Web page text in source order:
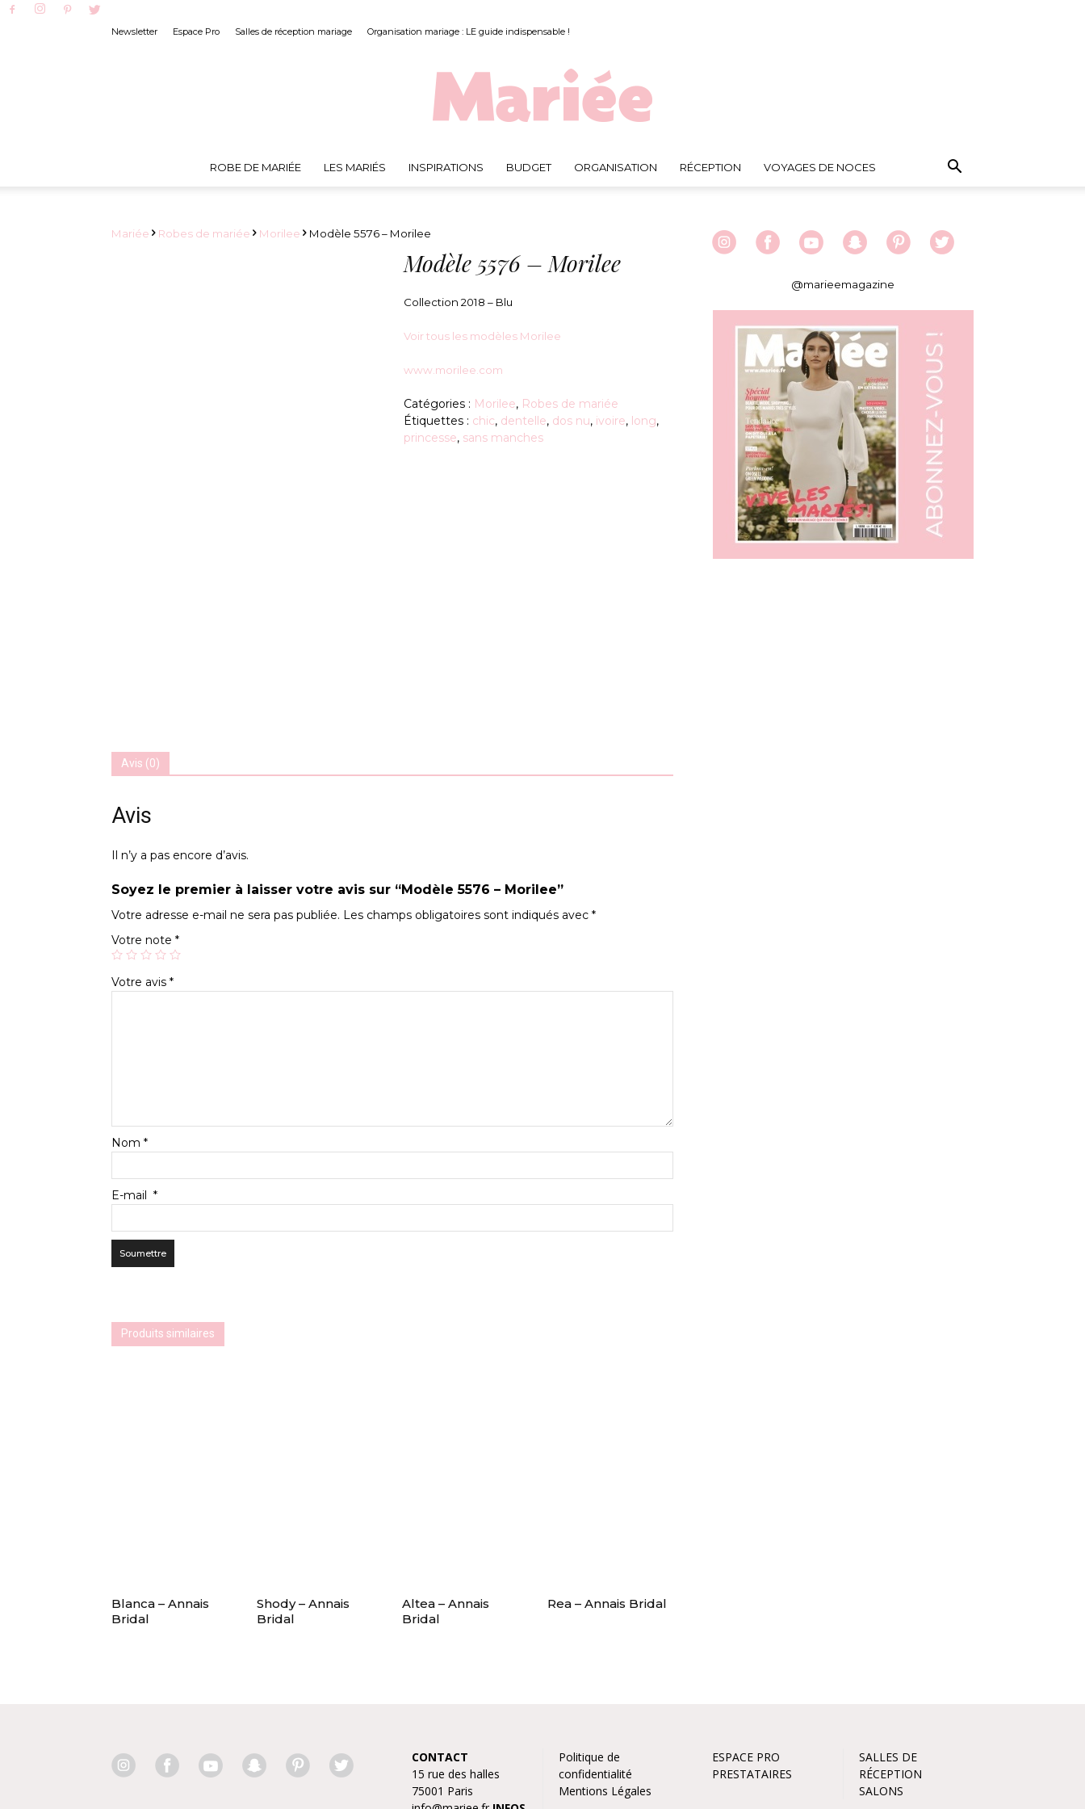
Newsletter Espace Pro Salles de réception mariage Organisation mariage : LE guide indispensable !
ROBE DE MARIÉE LES MARIÉS INSPIRATIONS BUDGET ORGANISATION RÉCEPTION VOYAGES DE NOCES
Mariée Robes de mariée Morilee Modèle 5576 – Morilee
Modèle 5576 – Morilee
Collection 2018 – Blu
Voir tous les modèles Morilee
www.morilee.com
Catégories : Morilee, Robes de mariée
Étiquettes : chic, dentelle, dos nu, ivoire, long,
princesse, sans manches
Avis (0)
Avis
Il n’y a pas encore d’avis.
Soyez le premier à laisser votre avis sur “Modèle 5576 – Morilee”
Votre adresse e-mail ne sera pas publiée. Les champs obligatoires sont indiqués avec *
Votre note *
Votre avis *
Nom *
E-mail *
Produits similaires
Blanca – Annais
Bridal
Shody – Annais
Bridal
Altea – Annais
Bridal
Rea – Annais Bridal
@marieemagazine
CONTACT
15 rue des halles
75001 Paris
Politique de
confidentialité
Mentions Légales
ESPACE PRO
PRESTATAIRES
SALLES DE
RÉCEPTION
SALONS